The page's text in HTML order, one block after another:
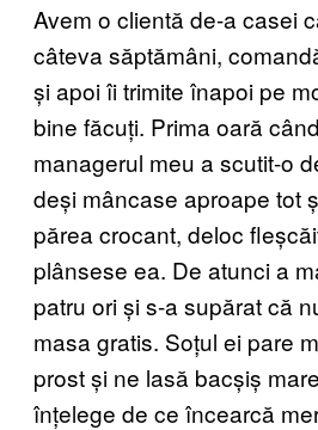
Avem o clientă de-a casei
câteva săptămâni,
și apoi îi trimite înapoi pe
bine făcuți. Prima oară
managerul meu a scutit-o
deși mâncase aproape tot
părea crocant, deloc
plânsese ea. De atunci a
patru ori și s-a supărat că
masa gratis. Soțul ei pare
prost și ne lasă bacșiș
înțelege de ce încearcă